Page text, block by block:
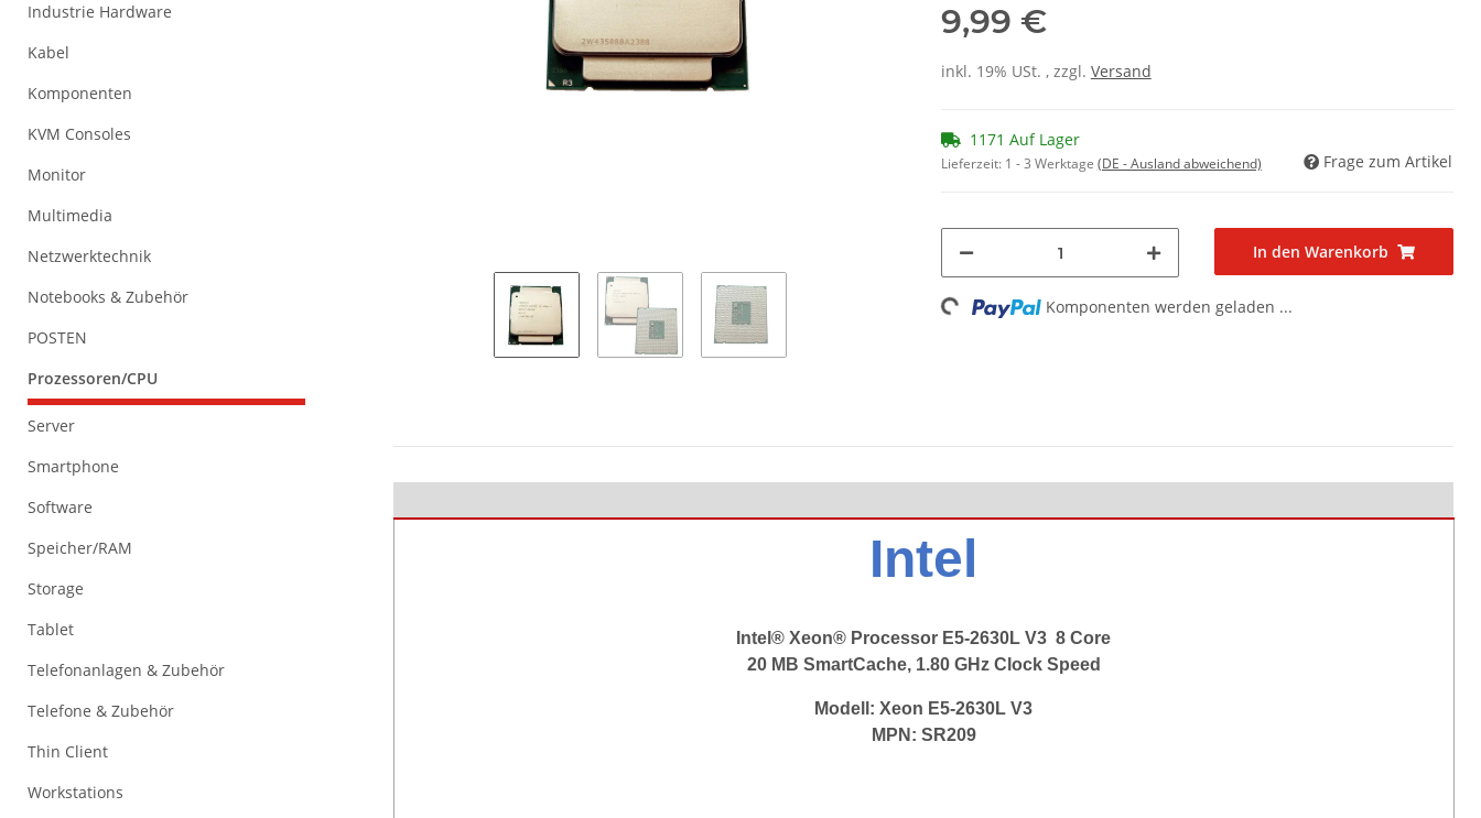
9,99 €
inkl. 19% USt. , zzgl. Versand
1171 Auf Lager
Lieferzeit: 1 - 3 Werktage (DE - Ausland abweichend) Frage zum Artikel
In den Warenkorb
Loading... Komponenten werden geladen ...
Intel
Intel® Xeon® Processor E5-2630L V3 8 Core
20 MB SmartCache, 1.80 GHz Clock Speed
Modell: Xeon E5-2630L V3
MPN: SR209
Industrie Hardware
Kabel
Komponenten
KVM Consoles
Monitor
Multimedia
Netzwerktechnik
Notebooks & Zubehör
POSTEN
Prozessoren/CPU
Server
Smartphone
Software
Speicher/RAM
Storage
Tablet
Telefonanlagen & Zubehör
Telefone & Zubehör
Thin Client
Workstations